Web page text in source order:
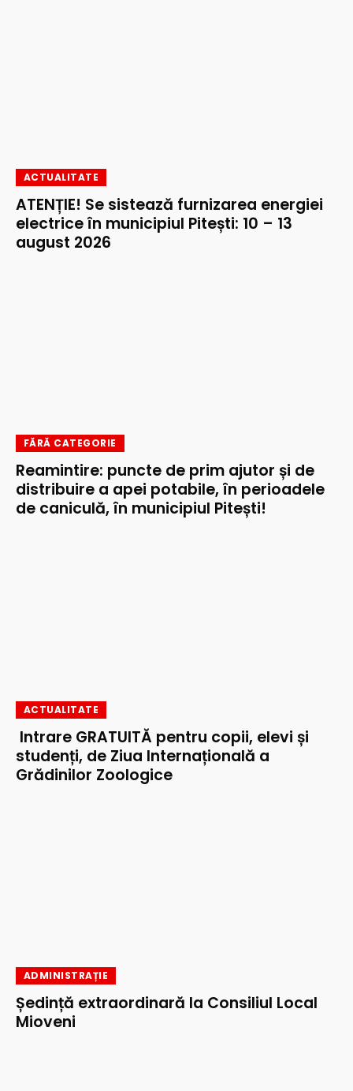
ACTUALITATE
ATENȚIE! Se sistează furnizarea energiei
electrice în municipiul Pitești: 10 – 13
august 2026
FĂRĂ CATEGORIE
Reamintire: puncte de prim ajutor și de
distribuire a apei potabile, în perioadele
de caniculă, în municipiul Pitești!
ACTUALITATE
Intrare GRATUITĂ pentru copii, elevi și
studenți, de Ziua Internațională a
Grădinilor Zoologice
ADMINISTRAȚIE
Ședință extraordinară la Consiliul Local
Mioveni